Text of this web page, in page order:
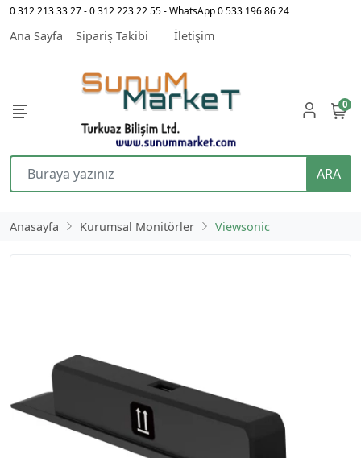
0 312 213 33 27 - 0 312 223 22 55 - WhatsApp 0 533 196 86 24
Ana Sayfa Sipariş Takibi İletişim
ARA
0
Anasayfa Kurumsal Monitörler Viewsonic